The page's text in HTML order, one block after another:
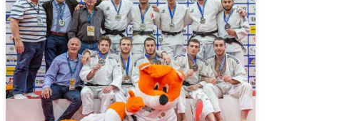
Dimanche 17 novembre, nos seniors sont devenus
vice-champions d’Europe par équipe à Odivelas, au
Portugal. Cette deuxième place, obtenue lors de la
quatrième participation à cette compétition
européenne (2015, 2017, 2018 et 2019), est un
évènement pour notre club ! Retour sur cette
première fois. Pour leur première rencontre, nos […]